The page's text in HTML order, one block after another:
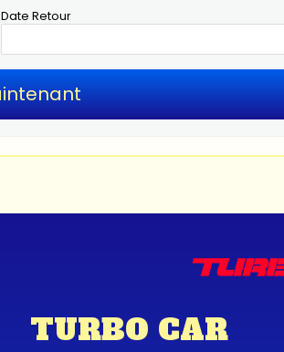
Date Retour
TURBO CAR